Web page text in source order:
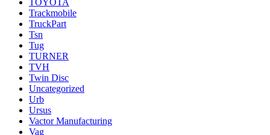
TOYOTA
Trackmobile
TruckPart
Tsn
Tug
TURNER
TVH
Twin Disc
Uncategorized
Urb
Ursus
Vactor Manufacturing
Vag